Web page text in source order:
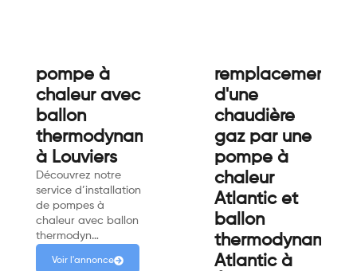
pompe à
chaleur avec
ballon
thermodynamique
à Louviers
Découvrez notre
service d’installation
de pompes à
chaleur avec ballon
thermodyn…
Voir l'annonce
remplacement
d'une
chaudière
gaz par une
pompe à
chaleur
Atlantic et
ballon
Atlantic à